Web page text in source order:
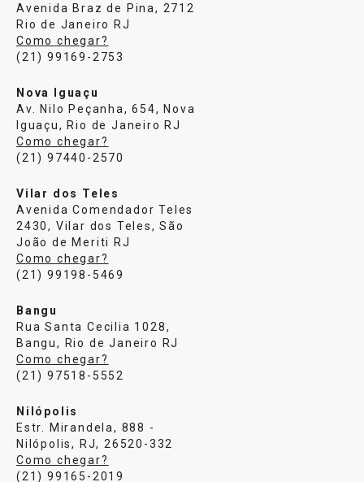
Avenida Braz de Pina, 2712
Rio de Janeiro RJ
Como chegar?
(21) 99169-2753
Nova Iguaçu
Av. Nilo Peçanha, 654, Nova
Iguaçu, Rio de Janeiro RJ
Como chegar?
(21) 97440-2570
Vilar dos Teles
Avenida Comendador Teles
2430, Vilar dos Teles, São
João de Meriti RJ
Como chegar?
(21) 99198-5469
Bangu
Rua Santa Cecilia 1028,
Bangu, Rio de Janeiro RJ
Como chegar?
(21) 97518-5552
Nilópolis
Estr. Mirandela, 888 -
Nilópolis, RJ, 26520-332
Como chegar?
(21) 99165-2019